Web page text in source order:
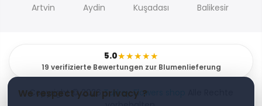
We respect your privacy ?
Artvin
Aydin Kuşadası Balikesir
5.0★★★★★
19 verifizierte Bewertungen zur Blumenlieferung
Copyright © 2026Turkey Flowers shop